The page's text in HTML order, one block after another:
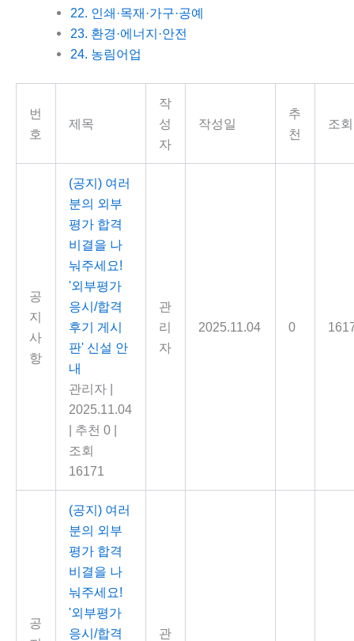
22. 인쇄·목재·가구·공예
23. 환경·에너지·안전
24. 농림어업
번
호
제목
작
성
자
작성일
추
천
조회
공
지
사
항
(공지) 여러
분의 외부
평가 합격
비결을 나
눠주세요!
'외부평가
응시/합격
후기 게시
판' 신설 안
내
관리자 |
2025.11.04
| 추천 0 |
조회
16171
관
리
자
2025.11.04 0
공
(공지) 여러
분의 외부
평가 합격
비결을 나
눠주세요!
'외부평가
응시/합격
관